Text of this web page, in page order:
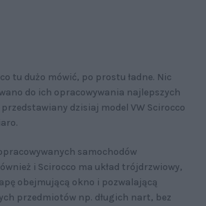
tu dużo mówić, po prostu ładne. Nic
do ich opracowywania najlepszych
dzisiaj model VW Scirocco
samochodów
i Scirocco ma układ trójdrzwiowy,
obejmującą okno i pozwalającą
przedmiotów np. długich nart, bez